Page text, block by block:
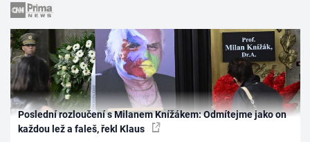
Poslední rozloučení s Milanem Knížákem: Odmítejme jako on
každou lež a faleš, řekl Klaus